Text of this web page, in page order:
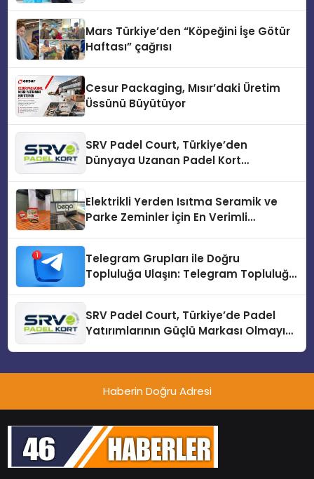
Mars Türkiye’den “Köpeğini İşe Götür
Haftası” çağrısı
Cesur Packaging, Mısır’daki Üretim
Üssünü Büyütüyor
SRV Padel Court, Türkiye’den
Dünyaya Uzanan Padel Kort
Elektrikli Yerden Isıtma Seramik ve
Parke Zeminler İçin En Verimli
Telegram Grupları ile Doğru
Topluluğa Ulaşın: Telegram Topluluğu
SRV Padel Court, Türkiye’de Padel
Yatırımlarının Güçlü Markası Olmayı
Haberin Doğru Adresi